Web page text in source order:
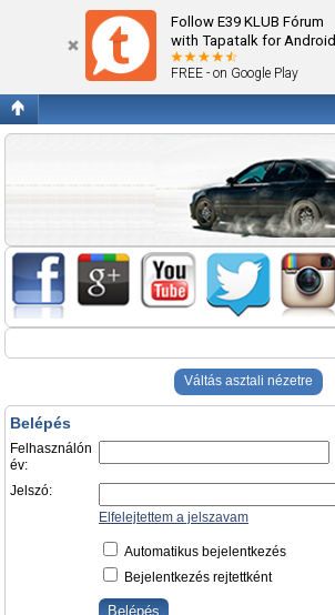
Follow E39 KLUB Fórum
with Tapatalk for Android
FREE - on Google Play
Belépés
Váltás asztali nézetre
Belépés
Felhasználón
év:
Jelszó:
Elfelejtettem a jelszavam
Automatikus bejelentkezés
Bejelentkezés rejtettként